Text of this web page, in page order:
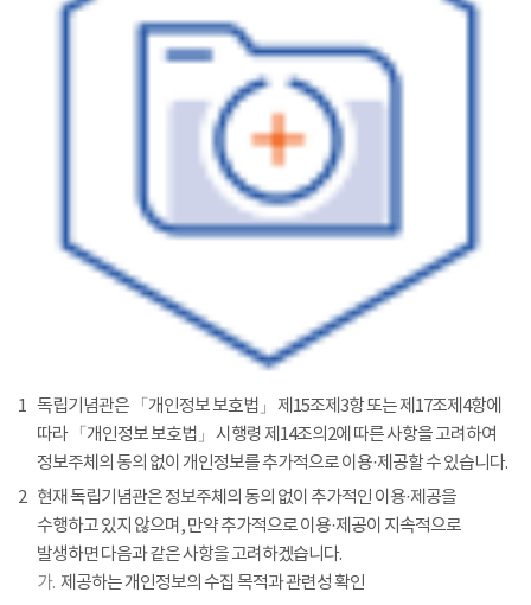
1 독립기념관은 「개인정보 보호법」 제15조제3항 또는 제17조제4항에
따라 「개인정보 보호법」 시행령 제14조의2에 따른 사항을 고려하여
정보주체의 동의 없이 개인정보를 추가적으로 이용·제공할 수 있습니다.
2 현재 독립기념관은 정보주체의 동의 없이 추가적인 이용·제공을
수행하고 있지 않으며, 만약 추가적으로 이용·제공이 지속적으로
발생하면 다음과 같은 사항을 고려하겠습니다.
가. 제공하는 개인정보의 수집 목적과 관련성 확인